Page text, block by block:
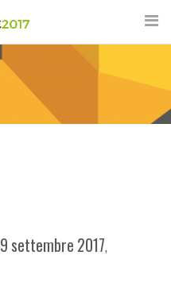
9 settembre 2017,